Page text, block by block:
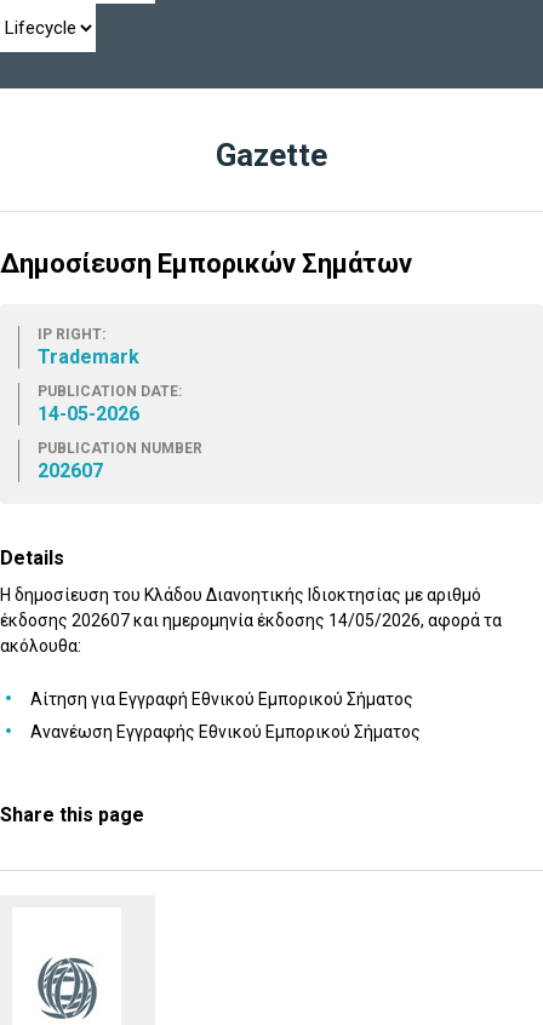
Gazette
Δημοσίευση Εμπορικών Σημάτων
IP RIGHT:
Trademark
PUBLICATION DATE:
14-05-2026
PUBLICATION NUMBER
202607
Details
Η δημοσίευση του Κλάδου Διανοητικής Ιδιοκτησίας με αριθμό
έκδοσης 202607 και ημερομηνία έκδοσης 14/05/2026, αφορά τα
ακόλουθα:
Αίτηση για Εγγραφή Εθνικού Εμπορικού Σήματος
Ανανέωση Εγγραφής Εθνικού Εμπορικού Σήματος
Share this page